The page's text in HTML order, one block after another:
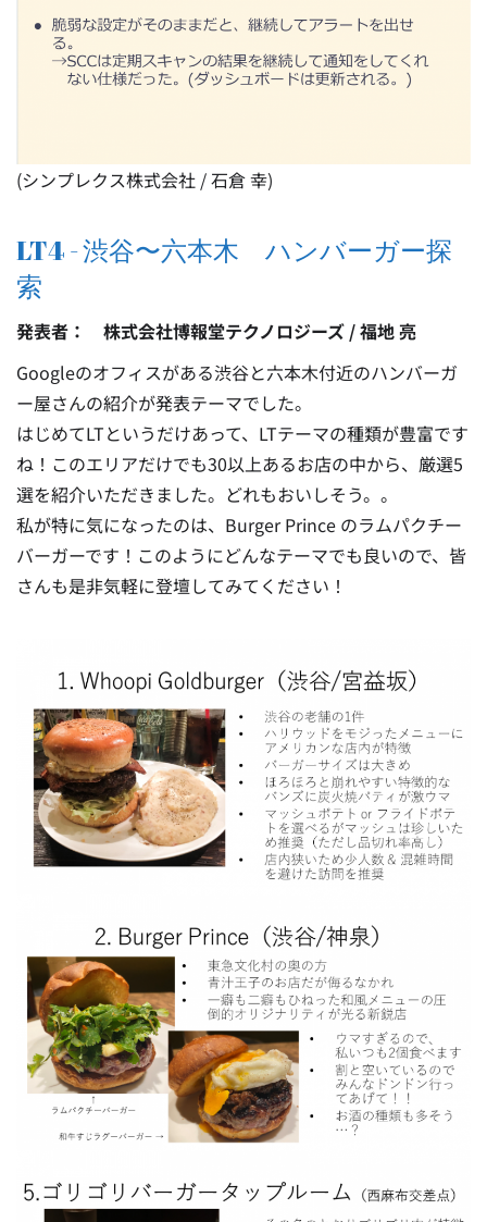
(シンプレクス株式会社 / 石倉 幸)
LT4 - 渋谷〜六本木 ハンバーガー探
索
発表者： 株式会社博報堂テクノロジーズ / 福地 亮
Googleのオフィスがある渋谷と六本木付近のハンバーガ
ー屋さんの紹介が発表テーマでした。
はじめてLTというだけあって、LTテーマの種類が豊富です
ね！このエリアだけでも30以上あるお店の中から、厳選5
選を紹介いただきました。どれもおいしそう。。
私が特に気になったのは、Burger Prince のラムパクチー
バーガーです！このようにどんなテーマでも良いので、皆
さんも是非気軽に登壇してみてください！